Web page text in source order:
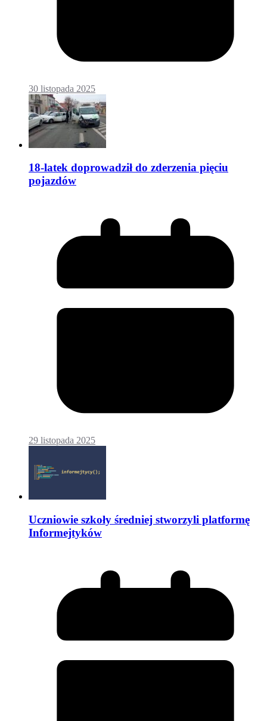
30 listopada 2025
18-latek doprowadził do zderzenia pięciu
pojazdów
29 listopada 2025
Uczniowie szkoły średniej stworzyli platformę
Informejtyków